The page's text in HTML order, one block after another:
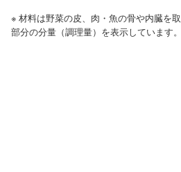
※ 材料は野菜の皮、肉・魚の骨や内臓を
部分の分量（調理量）を表示しています。